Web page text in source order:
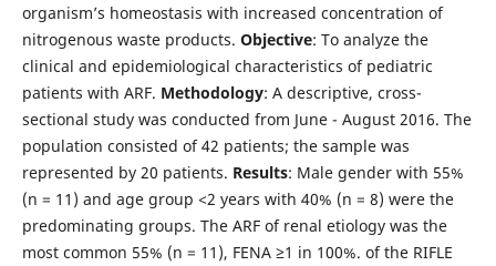
organism’s homeostasis with increased concentration of
nitrogenous waste products. Objective: To analyze the
clinical and epidemiological characteristics of pediatric
patients with ARF. Methodology: A descriptive, cross-
sectional study was conducted from June - August 2016. The
population consisted of 42 patients; the sample was
represented by 20 patients. Results: Male gender with 55%
(n = 11) and age group <2 years with 40% (n = 8) were the
predominating groups. The ARF of renal etiology was the
most common 55% (n = 11), FENA ≥1 in 100%. of the RIFLE